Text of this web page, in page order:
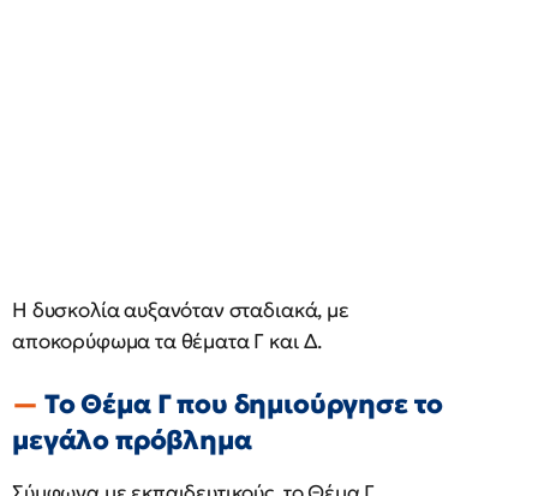
Η δυσκολία αυξανόταν σταδιακά, με
αποκορύφωμα τα θέματα Γ και Δ.
Το Θέμα Γ που δημιούργησε το
μεγάλο πρόβλημα